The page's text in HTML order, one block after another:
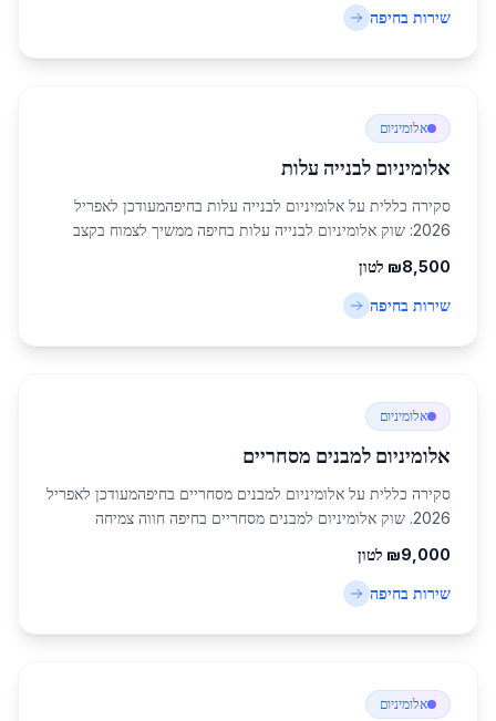
שירות בחיפה
אלומיניום
אלומיניום לבנייה עלות
סקירה כללית על אלומיניום לבנייה עלות בחיפהמעודכן לאפריל
2026: שוק אלומיניום לבנייה עלות בחיפה ממשיך לצמוח בקצב
עם אוכלוסייה של כ-285,316 תושבים,...
₪8,500 לטון
שירות בחיפה
אלומיניום
אלומיניום למבנים מסחריים
סקירה כללית על אלומיניום למבנים מסחריים בחיפהמעודכן לאפריל
2026. שוק אלומיניום למבנים מסחריים בחיפה חווה צמיחה
מתקדמות והשקעות נרחבות בתחום הנדל"ן...
₪9,000 לטון
שירות בחיפה
אלומיניום